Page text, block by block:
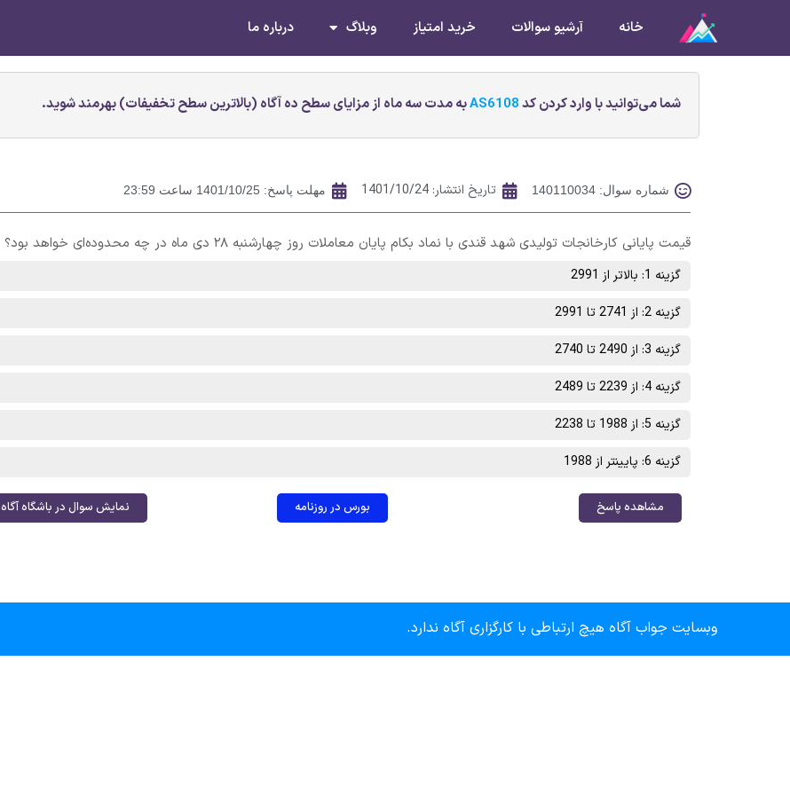
خانه آرشیو سوالات خرید امتیاز وبلاگ درباره ما
شما می‌توانید با وارد کردن کدAS6108به مدت سه ماه از مزایای سطح ده آگاه (بالاترین سطح تخفیفات) بهرمند شوید.
شماره سوال: 140110034 تاریخ انتشار: 1401/10/24 مهلت پاسخ: 1401/10/25 ساعت 23:59
قیمت پایانی کارخانجات تولیدی شهد قندی با نماد بکام پایان معاملات روز چهارشنبه ۲۸ دی ماه در چه محدوده‌ای خواهد بود؟
گزینه 1: بالاتر از 2991
گزینه 2: از 2741 تا 2991
گزینه 3: از 2490 تا 2740
گزینه 4: از 2239 تا 2489
گزینه 5: از 1988 تا 2238
گزینه 6: پایینتر از 1988
مشاهده پاسخ بورس در روزنامه نمایش سوال در باشگاه آگاه
وبسایت جواب آگاه هیچ ارتباطی با کارگزاری آگاه ندارد.